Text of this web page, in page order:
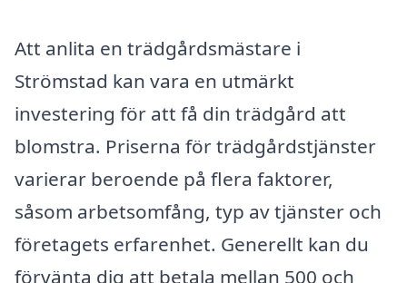
Att anlita en trädgårdsmästare i
Strömstad kan vara en utmärkt
investering för att få din trädgård att
blomstra. Priserna för trädgårdstjänster
varierar beroende på flera faktorer,
såsom arbetsomfång, typ av tjänster och
företagets erfarenhet. Generellt kan du
förvänta dig att betala mellan 500 och